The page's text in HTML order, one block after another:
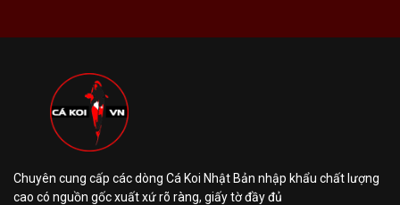
Chuyên cung cấp các dòng Cá Koi Nhật Bản nhập khẩu chất lượng
cao có nguồn gốc xuất xứ rõ ràng, giấy tờ đầy đủ